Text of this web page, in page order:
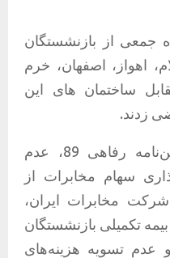
ماه جمعی از بازنشستگان
اهواز، اصفهان، خرم
ساختمان های این
زدند.
عدم اجرای بدون تنازل آئین‌نامه رفاهی 89، عدم
واگذاری سهام مخابرات از
مخابرات ایران،
تکمیلی بازنشستگان
به 50 درصد و عدم تسویه هزینه‌های